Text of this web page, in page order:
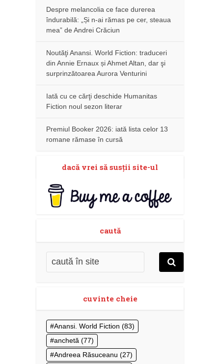
Despre melancolia ce face durerea
îndurabilă: „Și n-ai rămas pe cer, steaua
mea” de Andrei Crăciun
Noutăţi Anansi. World Fiction: traduceri
din Annie Ernaux și Ahmet Altan, dar şi
surprinzătoarea Aurora Venturini
Iată cu ce cărţi deschide Humanitas
Fiction noul sezon literar
Premiul Booker 2026: iată lista celor 13
romane rămase în cursă
dacă vrei să susţii site-ul
caută
cuvinte cheie
Anansi. World Fiction (83)
anchetă (77)
Andreea Răsuceanu (27)